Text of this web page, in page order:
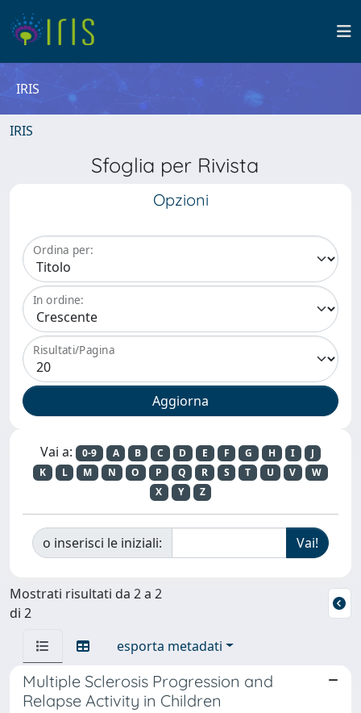
IRIS
IRIS
Sfoglia per Rivista
Opzioni
Ordina per:
In ordine:
Risultati/Pagina
Vai a: 0-9 A B C D E F G H I
J
K
L M N O P Q R S T U V
W
X
Y Z
o inserisci le iniziali:
Mostrati risultati da 2 a 2
di 2
esporta metadati
Multiple Sclerosis Progression and
Relapse Activity in Children